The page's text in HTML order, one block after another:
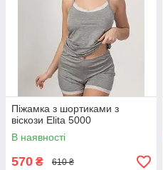
Піжамка з шортиками з
віскози Elita 5000
В наявності
570 ₴ 610 ₴